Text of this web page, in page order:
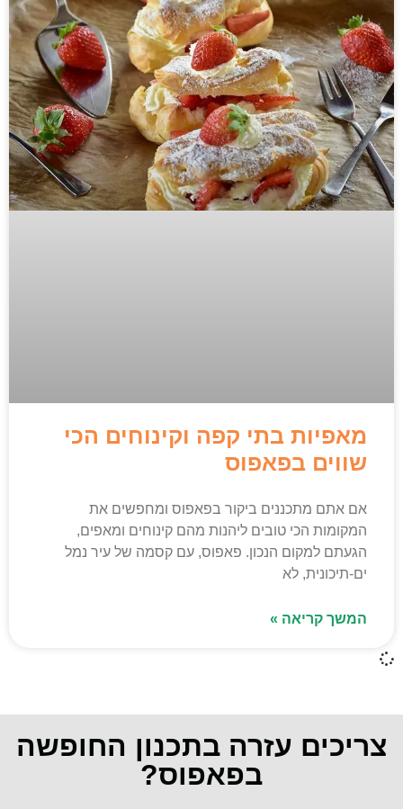
מאפיות בתי קפה וקינוחים הכי
שווים בפאפוס
אם אתם מתכננים ביקור בפאפוס ומחפשים את
המקומות הכי טובים ליהנות מהם קינוחים ומאפים,
הגעתם למקום הנכון. פאפוס, עם קסמה של עיר נמל
ים-תיכונית, לא
המשך קריאה »
צריכים עזרה בתכנון החופשה
בפאפוס?